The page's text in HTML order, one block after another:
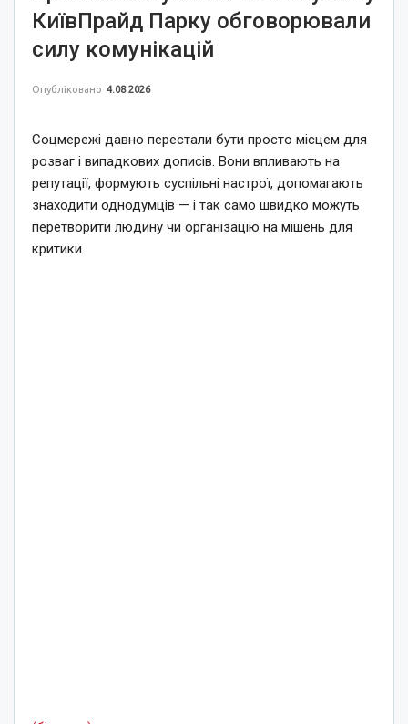
КиївПрайд Парку обговорювали
силу комунікацій
Опубліковано 4.08.2026
Соцмережі давно перестали бути просто місцем для
розваг і випадкових дописів. Вони впливають на
репутації, формують суспільні настрої, допомагають
знаходити однодумців — і так само швидко можуть
перетворити людину чи організацію на мішень для
критики.